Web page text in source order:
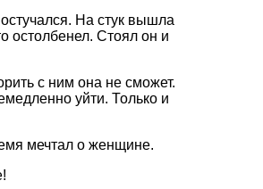
На стук вышла
остолбенел. Стоял он и
с ним она не сможет.
уйти. Только и
мечтал о женщине.